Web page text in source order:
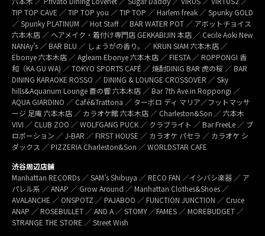
TIP TOP CAVE ／ TIP TOP you ／ TIP TOP ／ Harlem freak ／ Spunky GOLD
／ Spunky PLATINUM ／ Hot Staff ／ BAR WATER POT ／ アボットチョイス
六本木店 ／ ヘアメイク・着付け専門店 GEKKABIJIN 本店 ／ Cecile Aoki New
NANAy’s ／ BAR BLU ／ しょうがの香り。／ KRUN SIAM 六本木店 ／
Ebonye 六本木店 ／ Agleam Ebonye 六本木店 ／ FIESTA ／ ROPPONGI 香
和（KA GU WA) ／ TOKYO SPORTS CAFÉ ／ 焼酎DINIG BAR 虎の桜 ／ BAR
DINING KARAOKE ROSSO ／ DINING & LOUNGE CROSSOVER ／ Sky
hills&Aquarium Lounge 蒼の響 六本木店 ／ Bar 7th Ave.in Roppongi ／
AQUA GIARDINO ／ Café&Trattoria ／ ターボロ ディ マリア／フットマッサ
ージ 足庵 六本木店 ／ カラオケ館 六本木店 ／ Charleston&Son ／ 六本木
VIVI ／ CLUB ZOO ／ WOLFGANG PUCK ／ クラブライト ／ Bar FreeLe ／ プ
ロポーション ／ J-BAR ／ FIRST HOUSE ／ カラオケ パセラ ／ カラオケ シ
ダックス ／ PIZZERIA Charleston&Son ／ WORLDSTAR CAFE
渋谷周辺店舗
Manhattan RECORDs ／ SAM’s Shibuya ／ RECO FAN ／イシバシ楽器 ／ ア
パレル系 ／ ANAP ／ Grow Around ／ Manhattan Clothes&Shoes ／
AVALANCHE ／ ONSPOTZ ／ PAJABOO ／ FUNCTION JUNCTION ／ Cruce
ANAP ／ ROSEBULLET ／ AND A ／ STOMY ／FAMES ／ MOREBUDGET ／
STRANGE THE STORE ／ Street Wish